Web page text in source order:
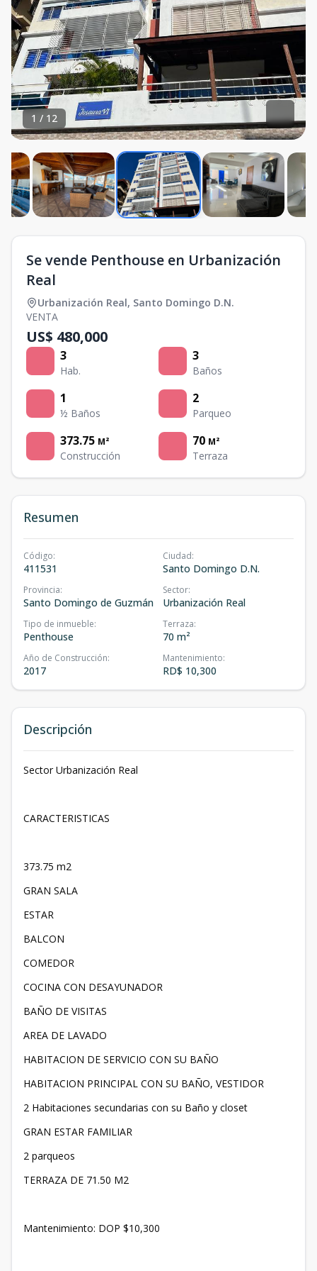
1 / 12
Se vende Penthouse en Urbanización
Real
Urbanización Real, Santo Domingo D.N.
VENTA
US$ 480,000
3
Hab.
3
Baños
1
½ Baños
2
Parqueo
373.75 M²
Construcción
70 M²
Terraza
Resumen
Código:
411531
Ciudad:
Santo Domingo D.N.
Provincia:
Santo Domingo de Guzmán
Sector:
Urbanización Real
Tipo de inmueble:
Penthouse
Terraza:
70 m²
Año de Construcción:
2017
Mantenimiento:
RD$ 10,300
Descripción
Sector Urbanización Real
CARACTERISTICAS
373.75 m2
GRAN SALA
ESTAR
BALCON
COMEDOR
COCINA CON DESAYUNADOR
BAÑO DE VISITAS
AREA DE LAVADO
HABITACION DE SERVICIO CON SU BAÑO
HABITACION PRINCIPAL CON SU BAÑO, VESTIDOR
2 Habitaciones secundarias con su Baño y closet
GRAN ESTAR FAMILIAR
2 parqueos
TERRAZA DE 71.50 M2
Mantenimiento: DOP $10,300